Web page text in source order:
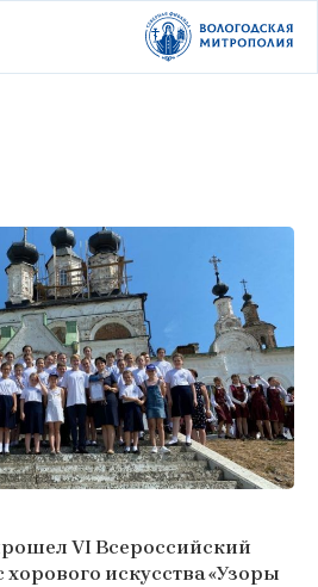
VI Всероссийский
искусства «Узоры